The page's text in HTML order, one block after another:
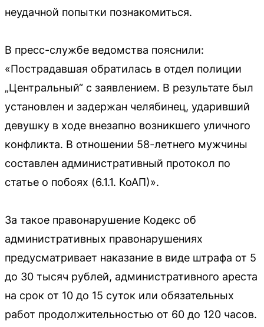
неудачной попытки познакомиться.
В пресс-службе ведомства пояснили:
«Пострадавшая обратилась в отдел полиции
„Центральный“ с заявлением. В результате был
установлен и задержан челябинец, ударивший
девушку в ходе внезапно возникшего уличного
конфликта. В отношении 58-летнего мужчины
составлен административный протокол по
статье о побоях (6.1.1. КоАП)».
За такое правонарушение Кодекс об
административных правонарушениях
предусматривает наказание в виде штрафа от 5
до 30 тысяч рублей, административного ареста
на срок от 10 до 15 суток или обязательных
работ продолжительностью от 60 до 120 часов.